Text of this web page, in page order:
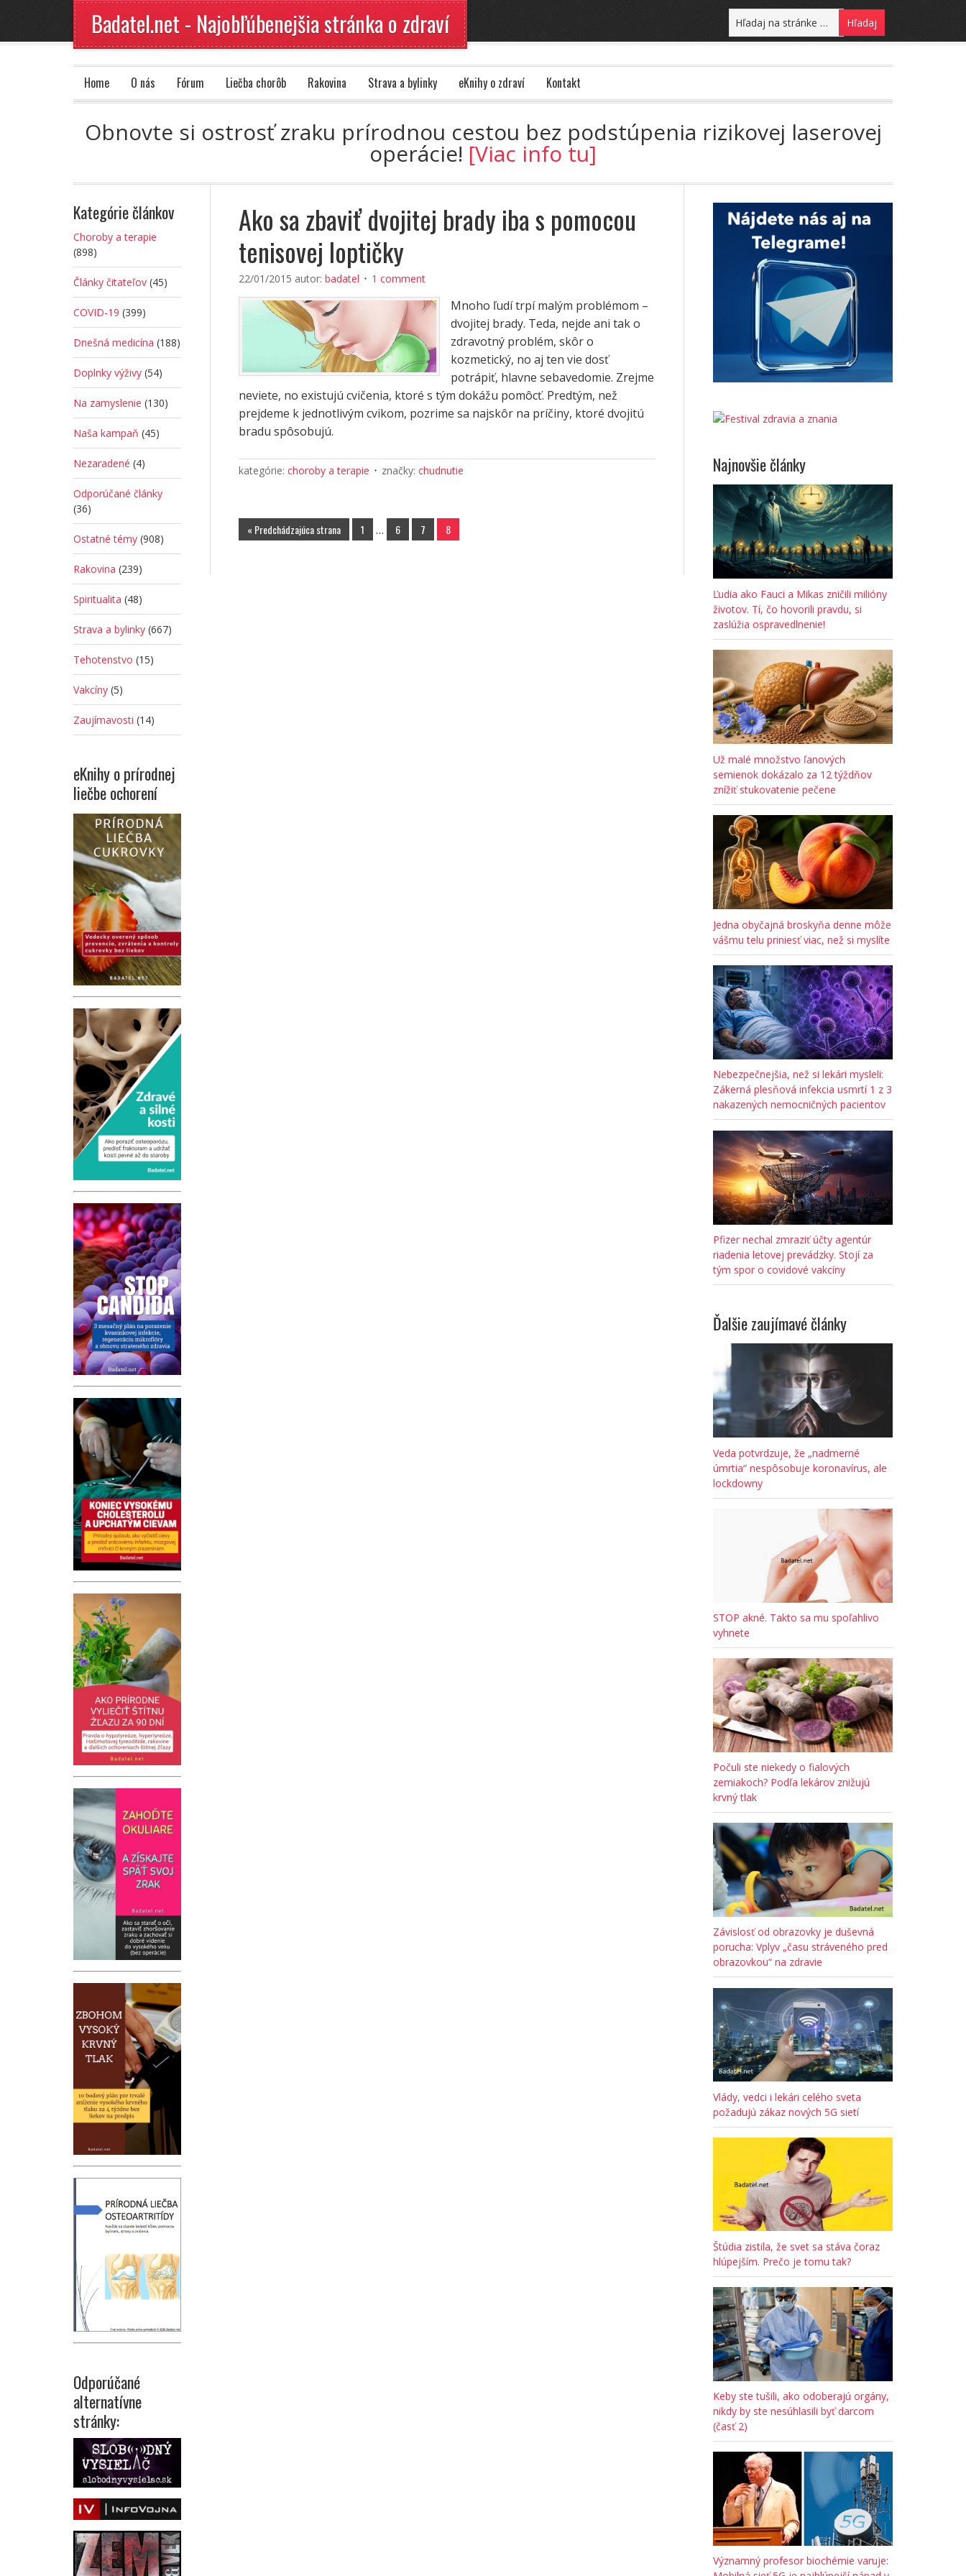
Badatel.net - Najobľúbenejšia stránka o zdraví
Home O nás Fórum Liečba chorôb Rakovina Strava a bylinky eKnihy o zdraví Kontakt
Obnovte si ostrosť zraku prírodnou cestou bez podstúpenia rizikovej laserovej
operácie! [Viac info tu]
Ako sa zbaviť dvojitej brady iba s pomocou
tenisovej loptičky
22/01/2015 autor: badatel 1 comment
Mnoho ľudí trpí malým problémom –
dvojitej brady. Teda, nejde ani tak o
zdravotný problém, skôr o
kozmetický, no aj ten vie dosť
potrápiť, hlavne sebavedomie. Zrejme
neviete, no existujú cvičenia, ktoré s tým dokážu pomôcť. Predtým, než
prejdeme k jednotlivým cvikom, pozrime sa najskôr na príčiny, ktoré dvojitú
bradu spôsobujú.
kategórie: choroby a terapie značky: chudnutie
« Predchádzajúca strana 1 … 6 7 8
Najnovšie články
Ľudia ako Fauci a Mikas zničili milióny
životov. Tí, čo hovorili pravdu, si
zaslúžia ospravedlnenie!
Už malé množstvo ľanových
semienok dokázalo za 12 týždňov
znížiť stukovatenie pečene
Jedna obyčajná broskyňa denne môže
vášmu telu priniesť viac, než si myslíte
Nebezpečnejšia, než si lekári mysleli:
Zákerná plesňová infekcia usmrtí 1 z 3
nakazených nemocničných pacientov
Pfizer nechal zmraziť účty agentúr
riadenia letovej prevádzky. Stojí za
tým spor o covidové vakcíny
Ďalšie zaujímavé články
Veda potvrdzuje, že „nadmerné
úmrtia“ nespôsobuje koronavírus, ale
lockdowny
STOP akné. Takto sa mu spoľahlivo
vyhnete
Počuli ste niekedy o fialových
zemiakoch? Podľa lekárov znižujú
krvný tlak
Závislosť od obrazovky je duševná
porucha: Vplyv „času stráveného pred
obrazovkou“ na zdravie
Vlády, vedci i lekári celého sveta
požadujú zákaz nových 5G sietí
Štúdia zistila, že svet sa stáva čoraz
hlúpejším. Prečo je tomu tak?
Keby ste tušili, ako odoberajú orgány,
nikdy by ste nesúhlasili byť darcom
(časť 2)
Významný profesor biochémie varuje:
Kategórie článkov
Choroby a terapie
(898)
Články čitateľov (45)
COVID-19 (399)
Dnešná medicína (188)
Doplnky výživy (54)
Na zamyslenie (130)
Naša kampaň (45)
Nezaradené (4)
Odporúčané články
(36)
Ostatné témy (908)
Rakovina (239)
Spiritualita (48)
Strava a bylinky (667)
Tehotenstvo (15)
Vakcíny (5)
Zaujímavosti (14)
eKnihy o prírodnej
liečbe ochorení
Odporúčané
alternatívne
stránky: